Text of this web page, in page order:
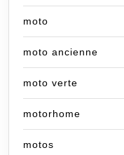
moto
moto ancienne
moto verte
motorhome
motos